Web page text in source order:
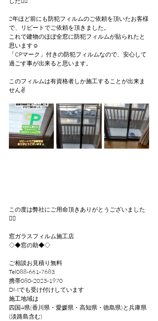
2年ほど前にも防犯フィルムのご依頼を頂いたお客様
で、リピートでご依頼を頂きました。
これで建物のほぼ全窓に防犯フィルムが貼られたと
思います☺️
「CPマーク」付きの防犯フィルムなので、安心して
過ごす事が出来ると思います。
このフィルムは有資格者しか施工することが出来ま
せん✌
この度は弊社にご用命頂きありがとうございました
🙇‍♂
窓ガラスフィルム施工店
◇◆窓の助◆◇
ご相談お見積り無料
Tel088-661-7683
携帯080-2023-1970
DMでも受け付けしています
施工地域は
四国4県(香川県・愛媛県・高知県・徳島県)と兵庫県
(淡路島含む)